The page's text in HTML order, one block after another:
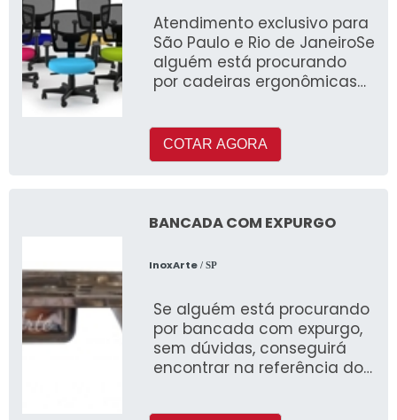
Atendimento exclusivo para
São Paulo e Rio de JaneiroSe
alguém está procurando
por cadeiras ergonômicas
COTAR AGORA
BANCADA COM EXPURGO
InoxArte/ SP
Se alguém está procurando
por bancada com expurgo,
sem dúvidas, conseguirá
encontrar na referência do